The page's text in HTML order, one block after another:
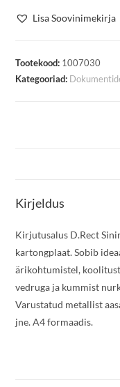
Lisa Soovinimekirja
Tootekood: 1007030
Kategooriad:
Kirjeldus
Kirjutusalus D.Rect
kartongplaat. Sobib
ärikohtumistel,
vedruga ja kummist
Varustatud metallist
jne. A4 formaadis.